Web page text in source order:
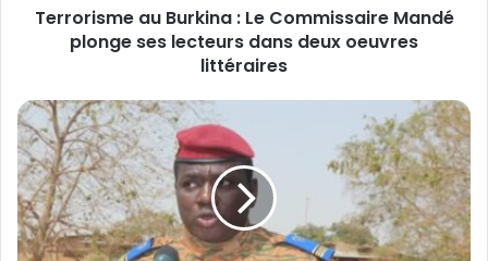
u
r
k
i
n
a
:
Terrorisme au Burkina : Le Commissaire Mandé
plonge ses lecteurs dans deux oeuvres
littéraires
6
è
m
e
R
é
g